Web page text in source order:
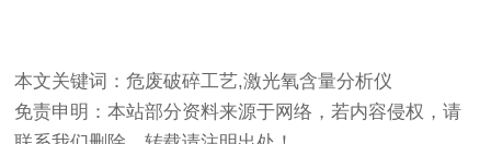
本文关键词：危废破碎工艺,激光氧含量分析仪
免责申明：本站部分资料来源于网络，若内容侵权，请